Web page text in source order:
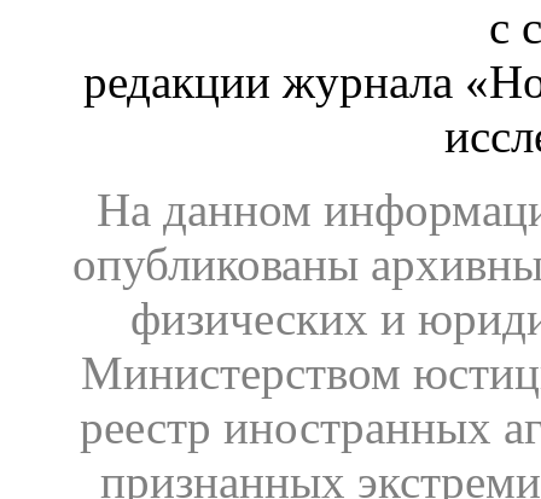
с
редакции журнала
На данном
опубликованы
физических и
Министерством
реестр иностранных
признанных